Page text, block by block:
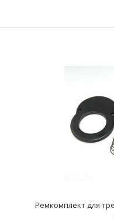
Ремкомплект для
Ремкомплект для